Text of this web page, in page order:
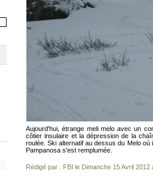
Aujourd'hui, étrange meli melo avec un
côtier insulaire et la dépression de la
roulée. Ski alternatif au dessus du Melo
Pampanosa s'est remplumée.
Rédigé par . FBI le Dimanche 15 Avril 2012